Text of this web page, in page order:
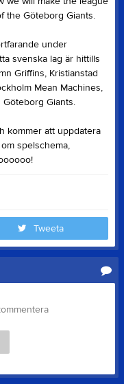
the Göteborg Giants.
under
svenska lag är hittills
Griffins, Kristianstad
Mean Machines,
Giants.
kommer att uppdatera
spelschema,
Tweeta